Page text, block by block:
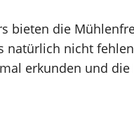
bieten die
natürlich nicht
erkunden und